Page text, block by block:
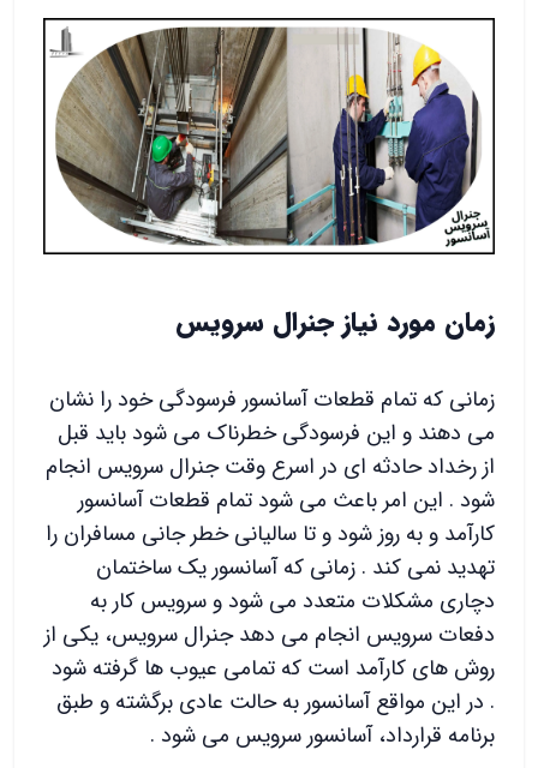
زمان مورد نیاز جنرال سرویس
زمانی که تمام قطعات آسانسور فرسودگی خود را نشان
می دهند و این فرسودگی خطرناک می شود باید قبل
از رخداد حادثه ای در اسرع وقت جنرال سرویس انجام
شود . این امر باعث می شود تمام قطعات آسانسور
کارآمد و به روز شود و تا سالیانی خطر جانی مسافران را
تهدید نمی کند . زمانی که آسانسور یک ساختمان
دچاری مشکلات متعدد می شود و سرویس کار به
دفعات سرویس انجام می دهد جنرال سرویس، یکی از
روش های کارآمد است که تمامی عیوب ها گرفته شود
. در این مواقع آسانسور به حالت عادی برگشته و طبق
برنامه قرارداد، آسانسور سرویس می شود .